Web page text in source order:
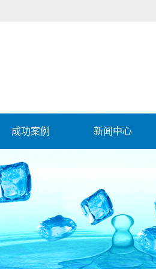
成功案例
幼教及学校饮水
大型水处理设备
商务企业饮水
工厂企业饮水
家庭全屋净水
新闻中心
常见问题